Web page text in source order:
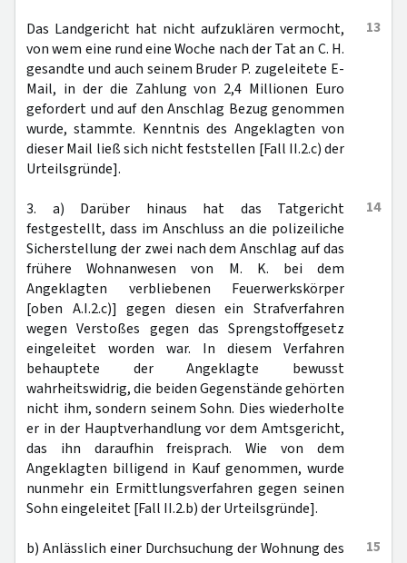
13
Das Landgericht hat nicht aufzuklären vermocht,
von wem eine rund eine Woche nach der Tat an C. H.
gesandte und auch seinem Bruder P. zugeleitete E-
Mail, in der die Zahlung von 2,4 Millionen Euro
gefordert und auf den Anschlag Bezug genommen
wurde, stammte. Kenntnis des Angeklagten von
dieser Mail ließ sich nicht feststellen [Fall II.2.c) der
Urteilsgründe].
14
3. a) Darüber hinaus hat das Tatgericht
festgestellt, dass im Anschluss an die polizeiliche
Sicherstellung der zwei nach dem Anschlag auf das
frühere Wohnanwesen von M. K. bei dem
Angeklagten verbliebenen Feuerwerkskörper
[oben A.I.2.c)] gegen diesen ein Strafverfahren
wegen Verstoßes gegen das Sprengstoffgesetz
eingeleitet worden war. In diesem Verfahren
behauptete der Angeklagte bewusst
wahrheitswidrig, die beiden Gegenstände gehörten
nicht ihm, sondern seinem Sohn. Dies wiederholte
er in der Hauptverhandlung vor dem Amtsgericht,
das ihn daraufhin freisprach. Wie von dem
Angeklagten billigend in Kauf genommen, wurde
nunmehr ein Ermittlungsverfahren gegen seinen
Sohn eingeleitet [Fall II.2.b) der Urteilsgründe].
15
b) Anlässlich einer Durchsuchung der Wohnung des